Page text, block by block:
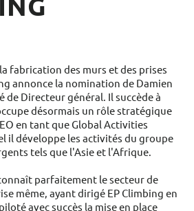
fabrication des murs et des prises
annonce la nomination de Damien
de Directeur général. Il succède à
désormais un rôle stratégique
en tant que Global Activities
il développe les activités du groupe
tels que l'Asie et l'Afrique.
parfaitement le secteur de
même, ayant dirigé EP Climbing en
avec succès la mise en place